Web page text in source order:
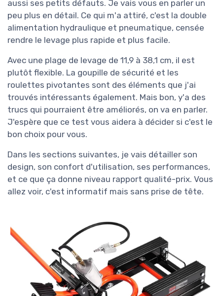
aussi ses petits défauts. Je vais vous en parler un
peu plus en détail. Ce qui m'a attiré, c'est la double
alimentation hydraulique et pneumatique, censée
rendre le levage plus rapide et plus facile.
Avec une plage de levage de 11,9 à 38,1 cm, il est
plutôt flexible. La goupille de sécurité et les
roulettes pivotantes sont des éléments que j'ai
trouvés intéressants également. Mais bon, y'a des
trucs qui pourraient être améliorés, on va en parler.
J'espère que ce test vous aidera à décider si c'est le
bon choix pour vous.
Dans les sections suivantes, je vais détailler son
design, son confort d'utilisation, ses performances,
et ce que ça donne niveau rapport qualité-prix. Vous
allez voir, c'est informatif mais sans prise de tête.